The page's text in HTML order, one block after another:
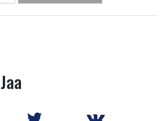
Jaa